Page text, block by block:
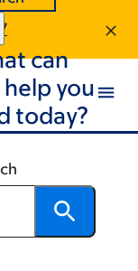
can
help you
today?